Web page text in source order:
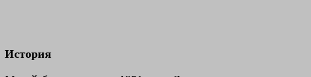
История